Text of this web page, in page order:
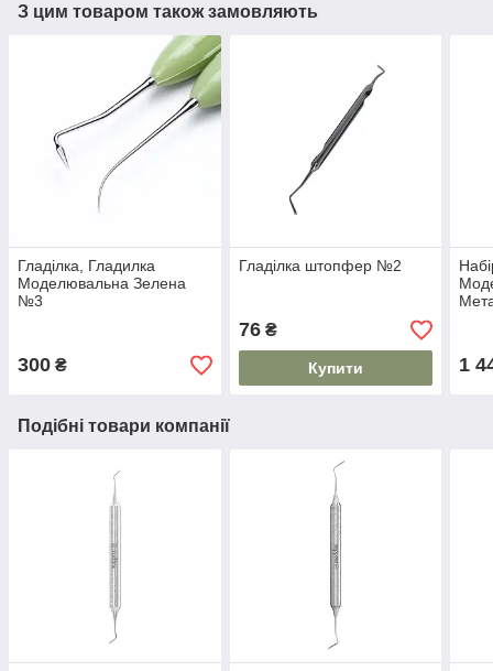
З цим товаром також замовляють
Гладілка, Гладилка
Моделювальна Зелена
№3
300 ₴
Гладілка штопфер №2
76₴
Купити 1
Подібні товари компанії